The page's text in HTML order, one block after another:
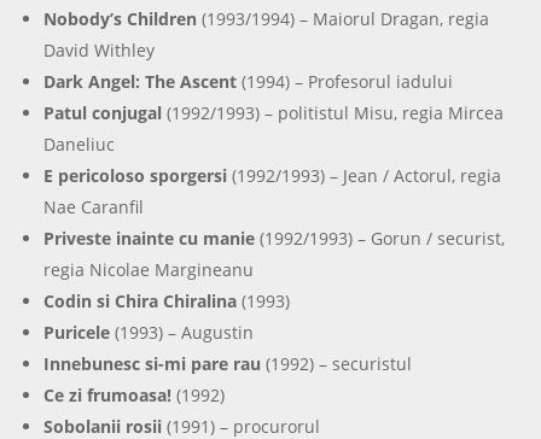
Nobody’s Children (1993/1994) – Maiorul Dragan, regia
David Withley
Dark Angel: The Ascent (1994) – Profesorul iadului
Patul conjugal (1992/1993) – politistul Misu, regia Mircea
Daneliuc
E pericoloso sporgersi (1992/1993) – Jean / Actorul, regia
Nae Caranfil
Priveste inainte cu manie (1992/1993) – Gorun / securist,
regia Nicolae Margineanu
Codin si Chira Chiralina (1993)
Puricele (1993) – Augustin
Innebunesc si-mi pare rau (1992) – securistul
Ce zi frumoasa! (1992)
Sobolanii rosii (1991) – procurorul